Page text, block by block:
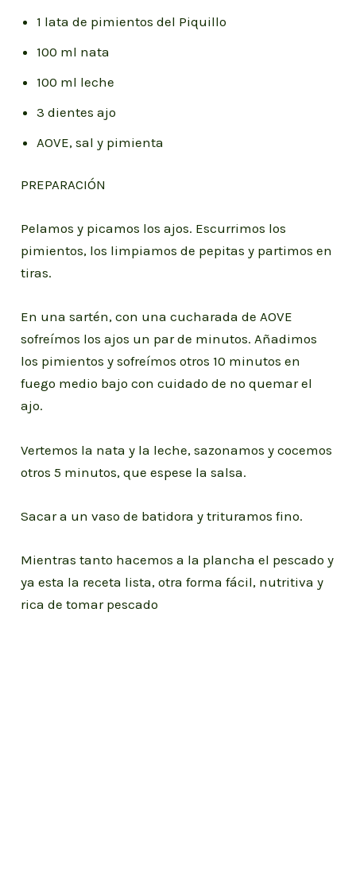
1 lata de pimientos del Piquillo
100 ml nata
100 ml leche
3 dientes ajo
AOVE, sal y pimienta
PREPARACIÓN
Pelamos y picamos los ajos. Escurrimos los
pimientos, los limpiamos de pepitas y partimos en
tiras.
En una sartén, con una cucharada de AOVE
sofreímos los ajos un par de minutos. Añadimos
los pimientos y sofreímos otros 10 minutos en
fuego medio bajo con cuidado de no quemar el
ajo.
Vertemos la nata y la leche, sazonamos y cocemos
otros 5 minutos, que espese la salsa.
Sacar a un vaso de batidora y trituramos fino.
Mientras tanto hacemos a la plancha el pescado y
ya esta la receta lista, otra forma fácil, nutritiva y
rica de tomar pescado